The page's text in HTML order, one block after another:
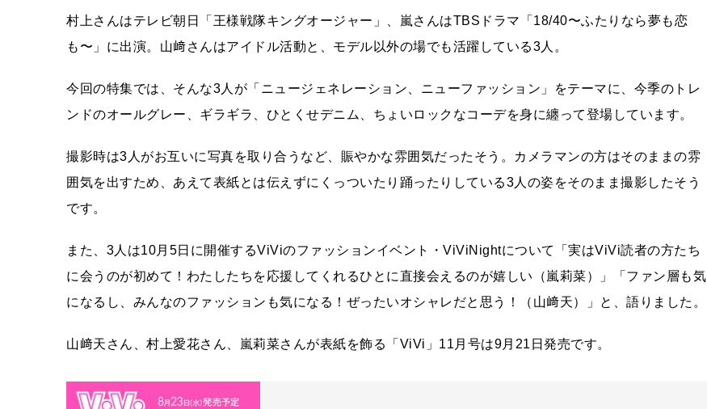
村上さんはテレビ朝日「王様戦隊キングオージャー」、嵐さんはTBSドラマ「18/40〜ふたりなら夢も恋
も〜」に出演。山﨑さんはアイドル活動と、モデル以外の場でも活躍している3人。
今回の特集では、そんな3人が「ニュージェネレーション、ニューファッション」をテーマに、今季のトレ
ンドのオールグレー、ギラギラ、ひとくせデニム、ちょいロックなコーデを身に纏って登場しています。
撮影時は3人がお互いに写真を取り合うなど、賑やかな雰囲気だったそう。カメラマンの方はそのままの雰
囲気を出すため、あえて表紙とは伝えずにくっついたり踊ったりしている3人の姿をそのまま撮影したそう
です。
また、3人は10月5日に開催するViViのファッションイベント・ViViNightについて「実はViVi読者の方たち
に会うのが初めて！わたしたちを応援してくれるひとに直接会えるのが嬉しい（嵐莉菜）」「ファン層も気
になるし、みんなのファッションも気になる！ぜったいオシャレだと思う！（山﨑天）」と、語りました。
山﨑天さん、村上愛花さん、嵐莉菜さんが表紙を飾る「ViVi」11月号は9月21日発売です。